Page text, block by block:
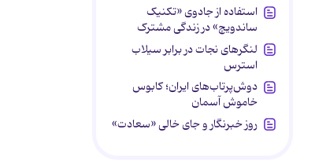
استفاده از جادوی «تکنیک
ساندویچ» در زندگی مشترک
لنگرهای نجات در برابر سیلاب
استرس
دوش‌پرتاب‌های ایران؛ کابوس
خاموش آسمان
روز خبرنگار و جای خالی «سعادت»